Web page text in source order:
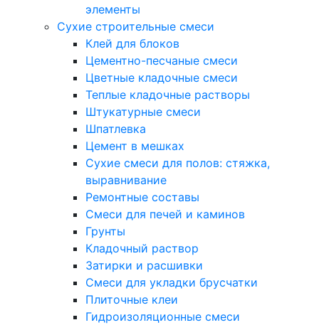
элементы
Сухие строительные смеси
Клей для блоков
Цементно-песчаные смеси
Цветные кладочные смеси
Теплые кладочные растворы
Штукатурные смеси
Шпатлевка
Цемент в мешках
Сухие смеси для полов: стяжка,
выравнивание
Ремонтные составы
Смеси для печей и каминов
Грунты
Кладочный раствор
Затирки и расшивки
Смеси для укладки брусчатки
Плиточные клеи
Гидроизоляционные смеси